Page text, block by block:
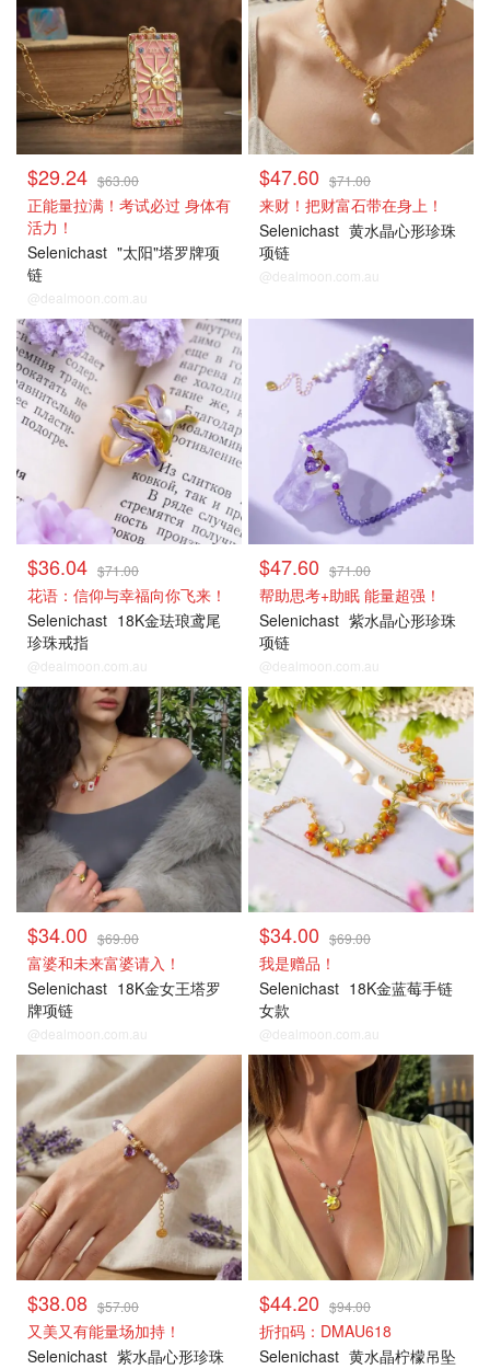
$29.24 $63.00
正能量拉满！考试必过 身体有
活力！
Selenichast "太阳"塔罗牌项
链
@dealmoon.com.au
$47.60 $71.00
来财！把财富石带在身上！
Selenichast 黄水晶心形珍珠
项链
@dealmoon.com.au
$36.04 $71.00
花语：信仰与幸福向你飞来！
Selenichast 18K金珐琅鸢尾
珍珠戒指
@dealmoon.com.au
$47.60 $71.00
帮助思考+助眠 能量超强！
Selenichast 紫水晶心形珍珠
项链
@dealmoon.com.au
$34.00 $69.00
富婆和未来富婆请入！
Selenichast 18K金女王塔罗
牌项链
@dealmoon.com.au
$34.00 $69.00
我是赠品！
Selenichast 18K金蓝莓手链
女款
@dealmoon.com.au
$38.08 $57.00
又美又有能量场加持！
Selenichast 紫水晶心形珍珠
$44.20 $94.00
折扣码：DMAU618
Selenichast 黄水晶柠檬吊坠